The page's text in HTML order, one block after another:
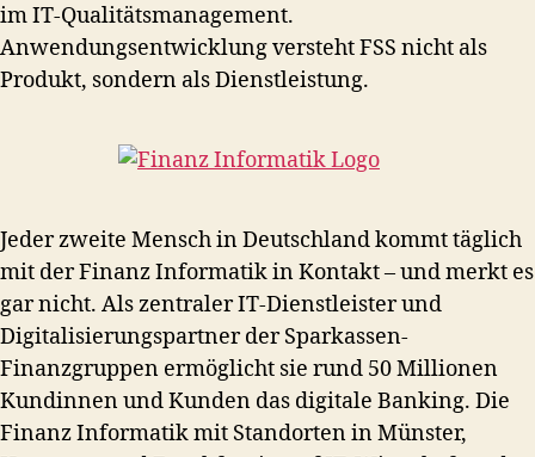
im IT-Qualitätsmanagement.
Anwendungsentwicklung versteht FSS nicht als
Produkt, sondern als Dienstleistung.
Jeder zweite Mensch in Deutschland kommt täglich
mit der Finanz Informatik in Kontakt – und merkt es
gar nicht. Als zentraler IT-Dienstleister und
Digitalisierungspartner der Sparkassen-
Finanzgruppen ermöglicht sie rund 50 Millionen
Kundinnen und Kunden das digitale Banking. Die
Finanz Informatik mit Standorten in Münster,